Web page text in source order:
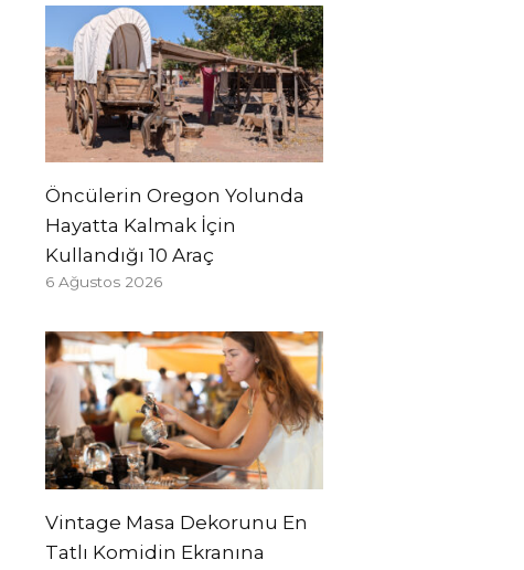
Öncülerin Oregon Yolunda
Hayatta Kalmak İçin
Kullandığı 10 Araç
6 Ağustos 2026
Vintage Masa Dekorunu En
Tatlı Komidin Ekranına